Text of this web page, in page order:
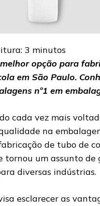
3 minutos
opção para
em São Paulo.
nº1 em
cada vez mais
na
de tubo de
tornou um assunto de
diversas indústrias.
esclarecer as